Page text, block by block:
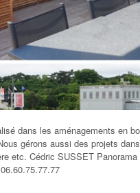
dans les aménagements en
gérons aussi des projets
etc. Cédric SUSSET